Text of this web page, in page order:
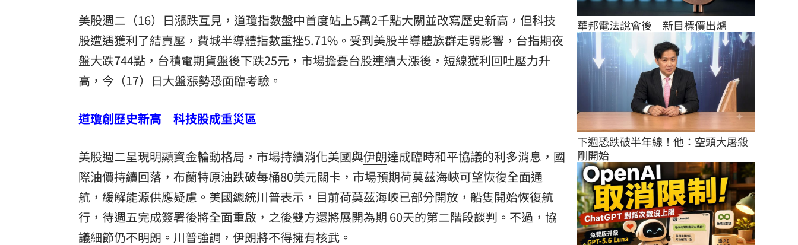
美股週二（16）日漲跌互見，道瓊指數盤中首度站上5萬2千點大關並改寫歷史新高，但科技
股遭遇獲利了結賣壓，費城半導體指數重挫5.71%。受到美股半導體族群走弱影響，台指期夜
盤大跌744點，台積電期貨盤後下跌25元，市場擔憂台股連續大漲後，短線獲利回吐壓力升
高，今（17）日大盤漲勢恐面臨考驗。
道瓊創歷史新高 科技股成重災區
美股週二呈現明顯資金輪動格局，市場持續消化美國與伊朗達成臨時和平協議的利多消息，國
際油價持續回落，布蘭特原油跌破每桶80美元關卡，市場預期荷莫茲海峽可望恢復全面通
航，緩解能源供應疑慮。美國總統川普表示，目前荷莫茲海峽已部分開放，船隻開始恢復航
行，待週五完成簽署後將全面重啟，之後雙方還將展開為期 60天的第二階段談判。不過，協
議細節仍不明朗。川普強調，伊朗將不得擁有核武。
華邦電法說會後　新目標價出爐
下週恐跌破半年線！他：空頭大屠殺
剛開始